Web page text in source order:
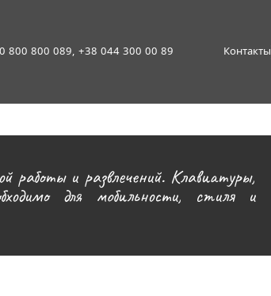
0 800 800 089, +38 044 300 00 89 Контакты
работы и развлечений. Клавиатуры,
для мобильности, стиля и